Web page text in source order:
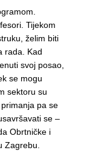
Tijekom
želim biti
rada. Kad
svoj posao,
se mogu
sektoru su
pa se
se –
Obrtničke i
Zagrebu.